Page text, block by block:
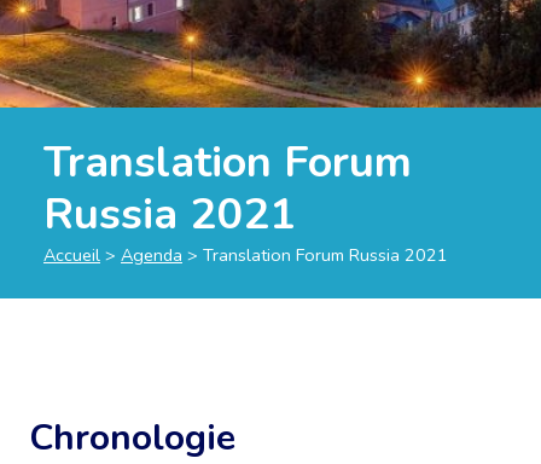
Translation Forum
Russia 2021
Accueil > Agenda > Translation Forum Russia 2021
Chronologie